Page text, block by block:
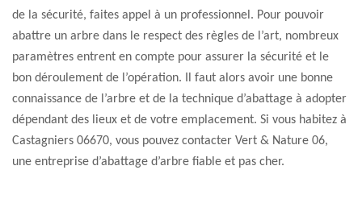
de la sécurité, faites appel à un professionnel. Pour pouvoir
abattre un arbre dans le respect des règles de l’art, nombreux
paramètres entrent en compte pour assurer la sécurité et le
bon déroulement de l’opération. Il faut alors avoir une bonne
connaissance de l’arbre et de la technique d’abattage à adopter
dépendant des lieux et de votre emplacement. Si vous habitez à
Castagniers 06670, vous pouvez contacter Vert & Nature 06,
une entreprise d’abattage d’arbre fiable et pas cher.